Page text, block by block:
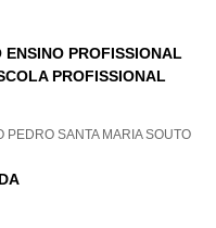
PROFISSIONAL
PROFISSIONAL
SANTA MARIA SOUTO